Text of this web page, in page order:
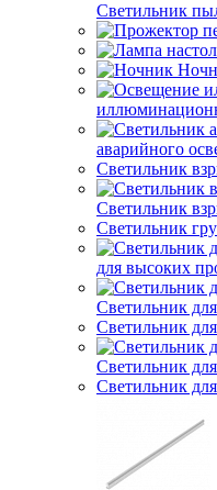
Светильник
аварийного
Светильник
Светильник
Светильник
для высоких
Светильник
Светильник
Светильник
Светильник